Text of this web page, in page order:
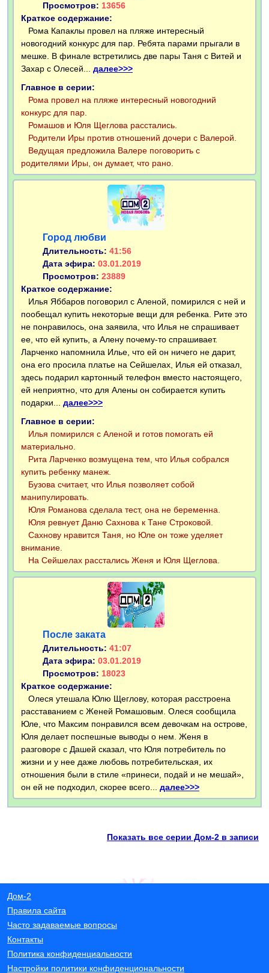
Просмотров: 13656
Краткое содержание:
Рома Капаклы провел на пляже интересный
новогодний конкурс для пар. Ребята парами прыгали в
мешке. В финале встретились две пары Таня с Витей и
Захар с Олесей... далее>>>
Главное в серии:
Рома провел на пляже интересный новогодний
конкурс для пар.
Ромашов и Юля Щеглова расстались.
Родители Иры против отношений дочери с Валерой.
Ведущая предложила Валере поговорить с
родителями Иры, он думает, что рано.
Город любви
Длительность: 41:56
Дата эфира: 03.01.2019
Просмотров: 23889
Краткое содержание:
Илья Яббаров поговорил с Аленой, помирился с ней и
пообещал купить некоторые вещи для ребенка. Рите это
не понравилось, она заявила, что Илья не спрашивает
ее, что ей купить, а Алену почему-то спрашивает.
Ларченко напомнила Илье, что ей он ничего не дарит,
она его просила платье на Сейшелах, Илья ей отказал,
здесь подарил картонный телефон вместо настоящего,
ей неприятно, что для Алены он собирается купить
подарки... далее>>>
Главное в серии:
Илья помирился с Аленой и готов помогать ей
материально.
Рита Ларченко возмущена тем, что Илья собрался
купить ребенку манеж.
Бузова считает, что Илья позволяет собой
манипулировать.
Юля Романова сделала тест, она не беременна.
Юля ревнует Даню Сахнова к Тане Строковой.
Сахнову нравится Таня, но Юле он тоже уделяет
внимание.
На Сейшелах расстались Женя и Юля Щеглова.
После заката
Длительность: 41:07
Дата эфира: 03.01.2019
Просмотров: 18023
Краткое содержание:
Олеся утешала Юлю Щеглову, которая расстроена
расставанием с Женей Ромашовым. Олеся сообщила
Юле, что Максим понравился всем девочкам на острове,
Юля делает поспешные выводы о нем. Женя в
разговоре с Дашей сказал, что Юля потребитель по
жизни и у нее даже любовь потребительская, их
отношения были в стиле «принеси, подай и не мешай»,
он ей не подходил, скорее всего... далее>>>
Показать все серии Дом-2 в записи
Дом-2
Правила сайта
Часто задаваемые вопросы
Контакты
Политика конфиденциальности
Настройки политики конфиденциональности